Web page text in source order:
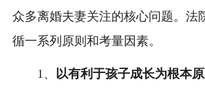
众多离婚夫妻关注的核心问题。法
循一系列原则和考量因素。
1、 以有利于孩子成长为根本原